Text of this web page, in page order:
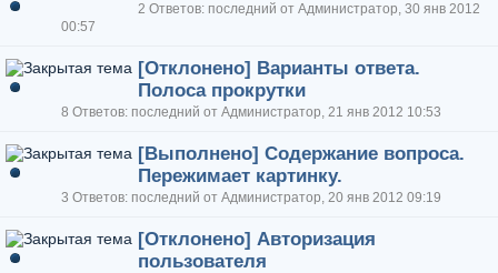
2 Ответов: последний от Администратор, 30 янв 2012
00:57
[Отклонено] Варианты ответа.
Полоса прокрутки
8 Ответов: последний от Администратор, 21 янв 2012 10:53
[Выполнено] Содержание вопроса.
Пережимает картинку.
3 Ответов: последний от Администратор, 20 янв 2012 09:19
[Отклонено] Авторизация
пользователя